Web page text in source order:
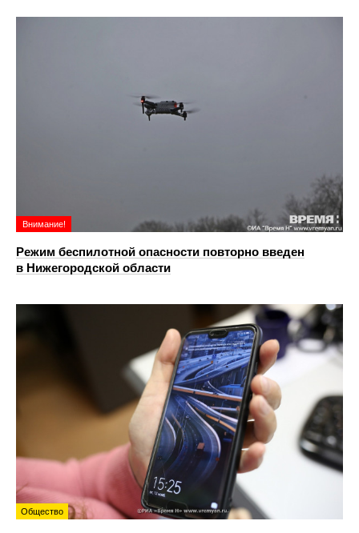
Внимание!
Режим беспилотной опасности повторно введен
в Нижегородской области
Общество